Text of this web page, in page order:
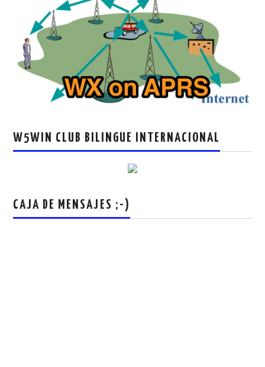
W5WIN CLUB BILINGUE INTERNACIONAL
CAJA DE MENSAJES ;-)